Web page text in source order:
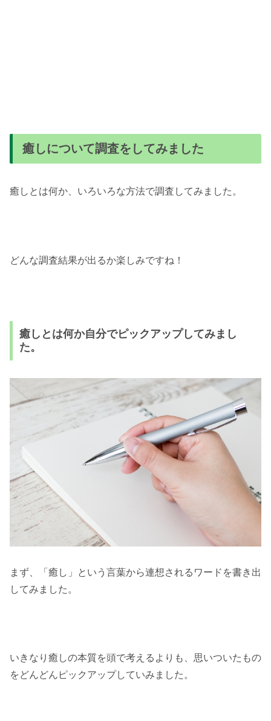
癒しについて調査をしてみました
癒しとは何か、いろいろな方法で調査してみました。
どんな調査結果が出るか楽しみですね！
癒しとは何か自分でピックアップしてみまし
た。
まず、「癒し」という言葉から連想されるワードを書き出
してみました。
いきなり癒しの本質を頭で考えるよりも、 思いついたもの
をどんどんピックアップしていみました。